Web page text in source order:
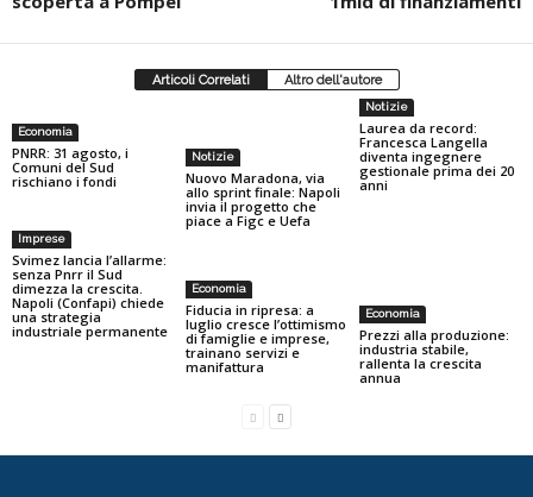
Articoli Correlati Altro dell'autore
Economia
PNRR: 31 agosto, i
Comuni del Sud
rischiano i fondi
Notizie
Nuovo Maradona, via
allo sprint finale: Napoli
invia il progetto che
piace a Figc e Uefa
Notizie
Laurea da record:
Francesca Langella
diventa ingegnere
gestionale prima dei 20
anni
Imprese
Svimez lancia l’allarme:
senza Pnrr il Sud
dimezza la crescita.
Napoli (Confapi) chiede
una strategia
industriale permanente
Economia
Fiducia in ripresa: a
luglio cresce l’ottimismo
di famiglie e imprese,
trainano servizi e
manifattura
Economia
Prezzi alla produzione:
industria stabile,
rallenta la crescita
annua